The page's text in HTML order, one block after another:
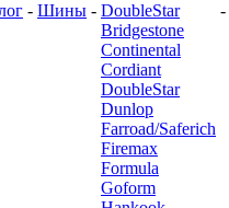
- Шины - DoubleStar
Bridgestone
Continental
Cordiant
DoubleStar
Dunlop
Farroad/Saferich
Firemax
Formula
Goform
-